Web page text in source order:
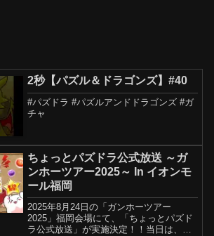
2秒【パズル＆ドラゴンズ】#40
#パズドラ #パズルアンドドラゴンズ #ガ
チャ
ちょっとパズドラ公式放送 ～ガ
ンホーツアー2025～ In イオンモ
ール福岡
2025年8月24日の「ガンホーツアー
2025」福岡会場にて、「ちょっとパズド
ラ公式放送」が実施決定！！当日は、